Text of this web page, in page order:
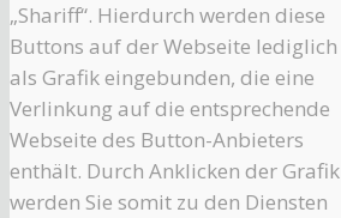
„Shariff“. Hierdurch werden diese
Buttons auf der Webseite lediglich
als Grafik eingebunden, die eine
Verlinkung auf die entsprechende
Webseite des Button-Anbieters
enthält. Durch Anklicken der Grafik
werden Sie somit zu den Diensten